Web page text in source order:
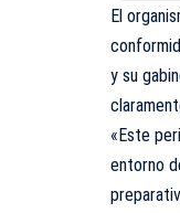
El
y su
«Este
entorno